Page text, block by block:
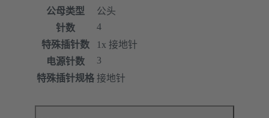
公母类型
公头
针数
4
特殊插针数
1x 接地针
电源针数
3
特殊插针规格 接地针